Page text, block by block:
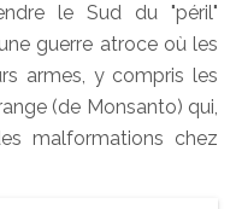
le Sud du "péril"
guerre atroce où les
armes, y compris les
(de Monsanto) qui,
malformations chez